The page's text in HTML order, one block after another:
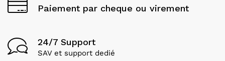
Paiement par cheque ou virement
24/7 Support
SAV et support dedié